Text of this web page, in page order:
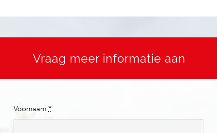
Vraag meer informatie aan
Voornaam *